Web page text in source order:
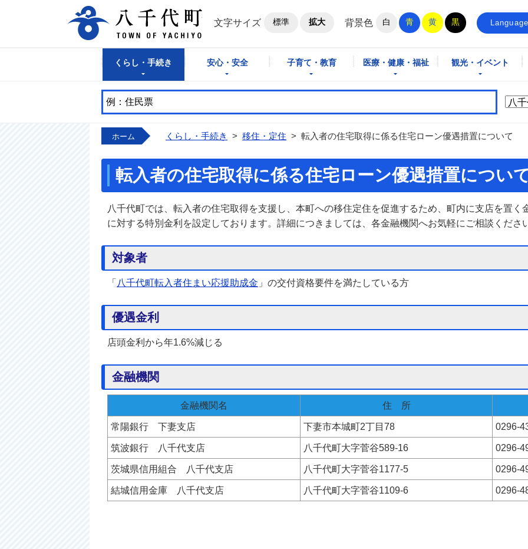
八千代町公式ホームページ
文字サイズ
標準 拡大 背景色 白 青 黄 黒
くらし・手続き 安心・安全 子育て・教育 医療・健康・福祉 観光・イベント
ホーム くらし・手続き > 移住・定住 > 転入者の住宅取得に係る住宅ローン優遇措置について
転入者の住宅取得に係る住宅ローン優遇措置につい
八千代町では、転入者の住宅取得を支援し、本町への移住定住を促進するため、町内に支店を置く
に対する特別金利を設定しております。詳細につきましては、各金融機関へお気軽にご相談くださ
対象者
「 八千代町転入者住まい応援助成金 」の交付資格要件を満たしている方
優遇金利
店頭金利から年1.6%減じる
金融機関
金融機関名 住 所
常陽銀行 下妻支店 下妻市本城町2丁目78 0296-
筑波銀行 八千代支店 八千代町大字菅谷589-16 0296-
茨城県信用組合 八千代支店 八千代町大字菅谷1177-5 0296-
結城信用金庫 八千代支店 八千代町大字菅谷1109-6 0296-